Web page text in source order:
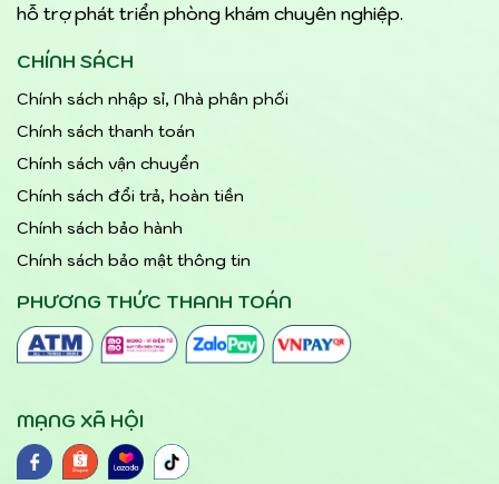
hỗ trợ phát triển phòng khám chuyên nghiệp.
CHÍNH SÁCH
Chính sách nhập sỉ, Nhà phân phối
Chính sách thanh toán
Chính sách vận chuyển
Chính sách đổi trả, hoàn tiền
Chính sách bảo hành
Chính sách bảo mật thông tin
PHƯƠNG THỨC THANH TOÁN
MẠNG XÃ HỘI